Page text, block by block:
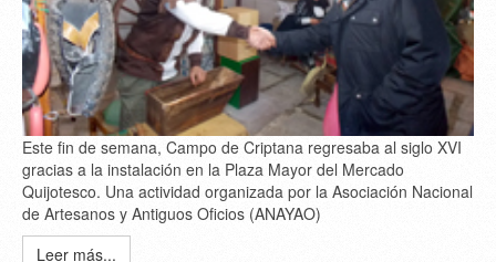
Este fin de semana, Campo de Criptana regresaba al siglo XVI
gracias a la instalación en la Plaza Mayor del Mercado
Quijotesco. Una actividad organizada por la Asociación Nacional
de Artesanos y Antiguos Oficios (ANAYAO)
Leer más...